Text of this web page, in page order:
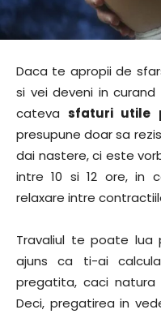
Daca te apropii de
si vei deveni in
catevasfaturi utile
presupune doar sa
dai nastere, ci este
intre 10 si 12 ore, in
relaxare intre
Travaliul te poate lua
ajuns ca ti-ai
pregatita, caci
Deci, pregatirea in